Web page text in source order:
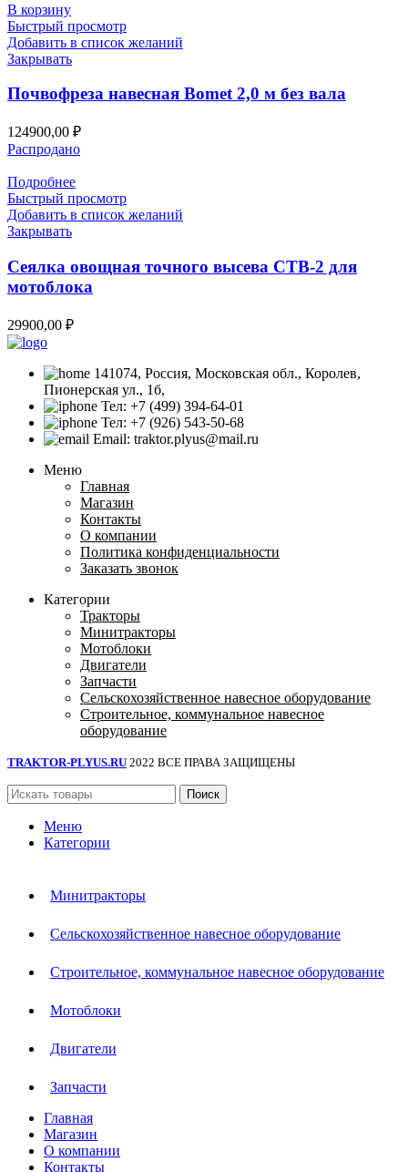
В корзину
Быстрый просмотр
Добавить в список желаний
Закрывать
Почвофреза навесная Bomet 2,0 м без вала
124900,00 ₽
Распродано
Подробнее
Быстрый просмотр
Добавить в список желаний
Закрывать
Сеялка овощная точного высева СТВ-2 для
мотоблока
29900,00 ₽
141074, Россия, Московская обл., Королев,
Пионерская ул., 1б,
Тел: +7 (499) 394-64-01
Тел: +7 (926) 543-50-68
Email: traktor.plyus@mail.ru
Меню
Главная
Магазин
Контакты
О компании
Политика конфиденциальности
Заказать звонок
Категории
Тракторы
Минитракторы
Мотоблоки
Двигатели
Запчасти
Сельскохозяйственное навесное оборудование
Строительное, коммунальное навесное
оборудование
TRAKTOR-PLYUS.RU 2022 ВСЕ ПРАВА ЗАЩИЩЕНЫ
Поиск
Меню
Категории
Минитракторы
Сельскохозяйственное навесное оборудование
Строительное, коммунальное навесное оборудование
Мотоблоки
Двигатели
Запчасти
Главная
Магазин
О компании
Контакты